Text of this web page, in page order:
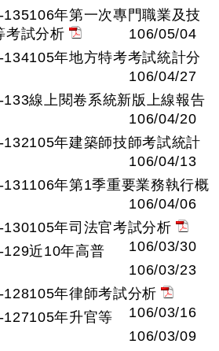
年第一次專門職業及技
考試分析
106/05/04
年地方特考考試統計分
106/04/27
線上閱卷系統新版上線報告
106/04/20
年建築師技師考試統計
106/04/13
年第1季重要業務執行概
106/04/06
年司法官考試分析
106/03/30
近10年高普
106/03/23
年律師考試分析
106/03/16
年升官等
106/03/09